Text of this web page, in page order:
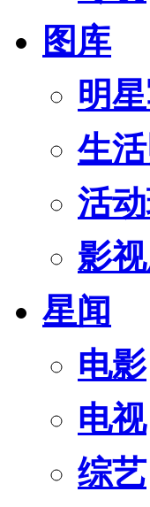
图库
明
生
活
影
星闻
电影
电视
综艺